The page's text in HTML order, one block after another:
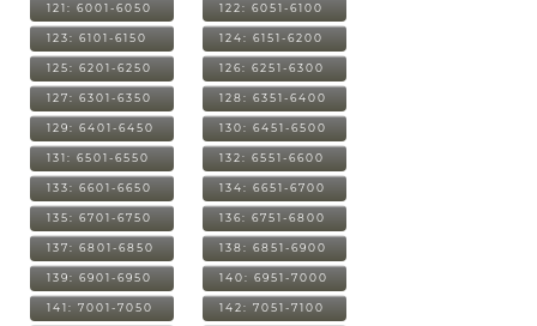
121: 6001-6050 122: 6051-6100
123: 6101-6150 124: 6151-6200
125: 6201-6250 126: 6251-6300
127: 6301-6350 128: 6351-6400
129: 6401-6450 130: 6451-6500
131: 6501-6550 132: 6551-6600
133: 6601-6650 134: 6651-6700
135: 6701-6750 136: 6751-6800
137: 6801-6850 138: 6851-6900
139: 6901-6950 140: 6951-7000
141: 7001-7050 142: 7051-7100